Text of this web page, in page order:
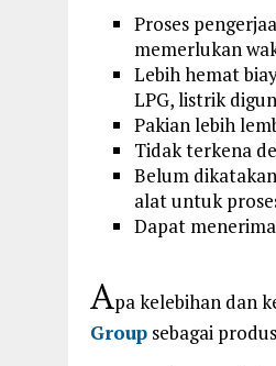
Proses
memerlukan
Lebih hemat
LPG, listrik
Pakian lebih
Tidak terkena
Belum
alat untuk
Dapat
Apa kelebihan dan
Group sebagai